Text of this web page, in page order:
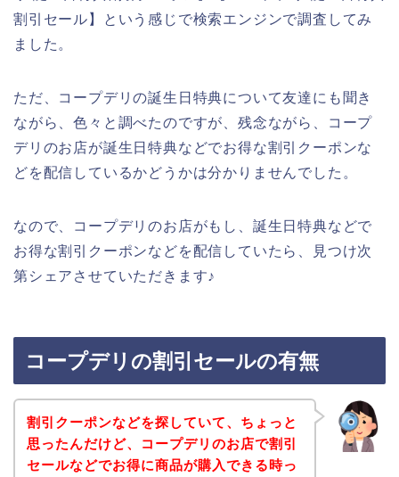
割引セール】という感じで検索エンジンで調査してみ
ました。
ただ、コープデリの誕生日特典について友達にも聞き
ながら、色々と調べたのですが、残念ながら、コープ
デリのお店が誕生日特典などでお得な割引クーポンな
どを配信しているかどうかは分かりませんでした。
なので、コープデリのお店がもし、誕生日特典などで
お得な割引クーポンなどを配信していたら、見つけ次
第シェアさせていただきます♪
コープデリの割引セールの有無
割引クーポンなどを探していて、ちょっと
思ったんだけど、コープデリのお店で割引
セールなどでお得に商品が購入できる時っ